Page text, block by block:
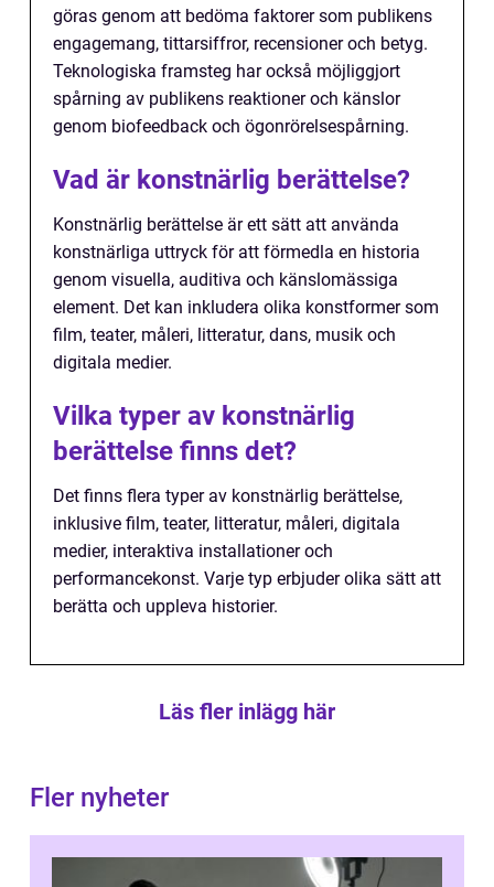
göras genom att bedöma faktorer som publikens
engagemang, tittarsiffror, recensioner och betyg.
Teknologiska framsteg har också möjliggjort
spårning av publikens reaktioner och känslor
genom biofeedback och ögonrörelsespårning.
Vad är konstnärlig berättelse?
Konstnärlig berättelse är ett sätt att använda
konstnärliga uttryck för att förmedla en historia
genom visuella, auditiva och känslomässiga
element. Det kan inkludera olika konstformer som
film, teater, måleri, litteratur, dans, musik och
digitala medier.
Vilka typer av konstnärlig
berättelse finns det?
Det finns flera typer av konstnärlig berättelse,
inklusive film, teater, litteratur, måleri, digitala
medier, interaktiva installationer och
performancekonst. Varje typ erbjuder olika sätt att
berätta och uppleva historier.
Läs fler inlägg här
Fler nyheter